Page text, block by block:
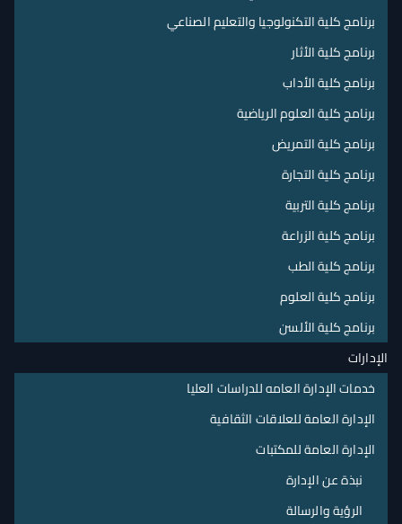
برنامج كلية التكنولوجيا والتعليم الصناعي
برنامج كلية الأثار
برنامج كلية الأداب
برنامج كلية العلوم الرياضية
برنامج كلية التمريض
برنامج كلية التجارة
برنامج كلية التربية
برنامج كلية الزراعة
برنامج كلية الطب
برنامج كلية العلوم
برنامج كلية الألسن
الإدارات
خدمات الإدارة العامه للدراسات العليا
الإدارة العامة للعلاقات الثقافية
الإدارة العامة للمكتبات
نبذة عن الإدارة
الرؤية والرسالة